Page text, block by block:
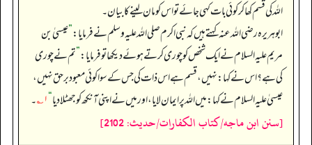
اللہ کی قسم کھا کر کوئی بات کہی جائے تو اس کو مان لینے کا بیان۔
ابوہریرہ رضی اللہ عنہ کہتے ہیں کہ نبی اکرم صلی اللہ علیہ وسلم نے فرمایا:”عیسیٰ بن
مریم علیہ السلام نے ایک شخص کو چوری کرتے ہوئے دیکھا تو فرمایا:”تم نے چوری
کی ہے؟ اس نے کہا: نہیں، قسم ہے اس ذات کی جس کے سوا کوئی معبود برحق نہیں،
عیسیٰ علیہ السلام نے کہا: میں اللہ پر ایمان لایا، اور میں نے اپنی آنکھ کو جھٹلا دیا“۱؎ ۔
[سنن ابن ماجه/كتاب الكفارات/حدیث: 2102]